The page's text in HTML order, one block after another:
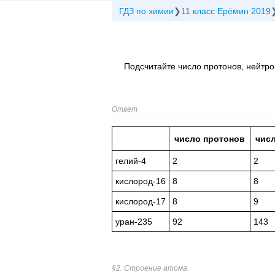
ГДЗ по химии 11 класс Ерёмин 2019
Подсчитайте число протонов,
Ответ
число протонов
гелий-4 2 2
кислород-16 8 8
кислород-17 8 9
уран-235 92 143
§2. Строение атома.